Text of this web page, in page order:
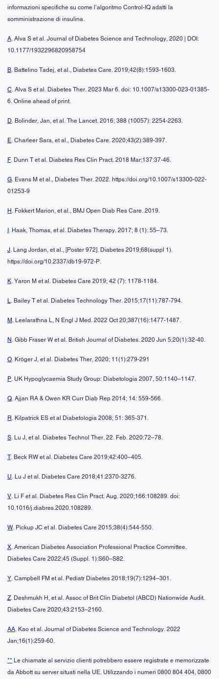
informazioni specifiche su come l’algoritmo Control-IQ adatti la
somministrazione di insulina.
A. Alva S et al. Journal of Diabetes Science and Technology, 2020 | DOI:
10.1177/1932296820958754
B. Battelino Tadej, et al., Diabetes Care. 2019;42(8):1593-1603.
C. Alva S et al. Diabetes Ther. 2023 Mar 6. doi: 10.1007/s13300-023-01385-
6. Online ahead of print.
D. Bolinder, Jan, et al. The Lancet. 2016; 388 (10057): 2254-2263.
E. Charleer Sara, et al., Diabetes Care. 2020;43(2):389-397.
F. Dunn T et al. Diabetes Res Clin Pract. 2018 Mar;137:37-46.
G. Evans M et al., Diabetes Ther. 2022. https://doi.org/10.1007/s13300-022-
01253-9
H . Fokkert Marion, et al., BMJ Open Diab Res Care. 2019.
. Haak, Thomas, et al. Diabetes Therapy. 2017; 8 (1): 55–73.
J. Lang Jordan, et al., [Poster 972]. Diabetes 2019;68(suppl 1).
https://doi.org/10.2337/db19-972-P.
K. Yaron M et al. Diabetes Care 2019; 42 (7): 1178-1184.
L. Bailey T et al. Diabetes Technology Ther. 2015;17(11):787-794.
M . Leelarathna L, N Engl J Med. 2022 Oct 20;387(16):1477-1487.
N . Gibb Fraser W et al. British Journal of Diabetes. 2020 Jun 5;20(1):32-40.
O. Kröger J, et al. Diabetes Ther, 2020; 11(1):279-291
P. UK Hypoglycaemia Study Group: Diabetologia 2007, 50:1140–1147.
Q. Ajjan RA & Owen KR Curr Diab Rep 2014; 14: 559-566.
R. Kilpatrick ES et al Diabetologia 2008; 51: 365-371.
S. Lu J, et al. Diabetes Technol Ther. 22. Feb. 2020:72–78.
T. Beck RW et al. Diabetes Care 2019;42:400–405.
U. Lu J et al. Diabetes Care 2018;41:2370-3276.
V. Li F et al. Diabetes Res Clin Pract. Aug. 2020;166:108289. doi:
10.1016/j.diabres.2020.108289.
W. Pickup JC et al. Diabetes Care 2015;38(4):544-550.
X. American Diabetes Association Professional Practice Committee.
Diabetes Care 2022;45 (Suppl. 1):S60–S82.
Y. Campbell FM et al. Pediatr Diabetes 2018;19(7):1294–301.
Z. Deshmukh H, et al. Assoc of Brit Clin Diabetol (ABCD) Nationwide Audit.
Diabetes Care 2020;43:2153–2160.
AA. Kao et al. Journal of Diabetes Science and Technology. 2022
Jan;16(1):259-60.
** Le chiamate al servizio clienti potrebbero essere registrate e memorizzate
da Abbott su server situati nella UE. Utilizzando i numeri 0800 804 404, 0800